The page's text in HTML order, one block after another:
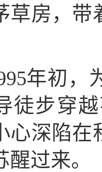
草房，带
初，为
徒步穿
心深陷在
过来。